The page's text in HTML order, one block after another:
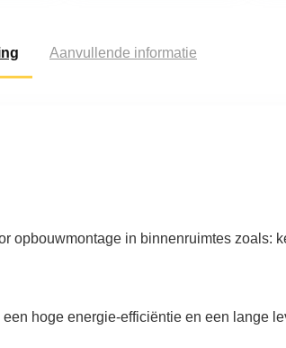
Aanvullende informatie
opbouwmontage in binnenruimtes zoals:
hoge energie-efficiëntie en een lange